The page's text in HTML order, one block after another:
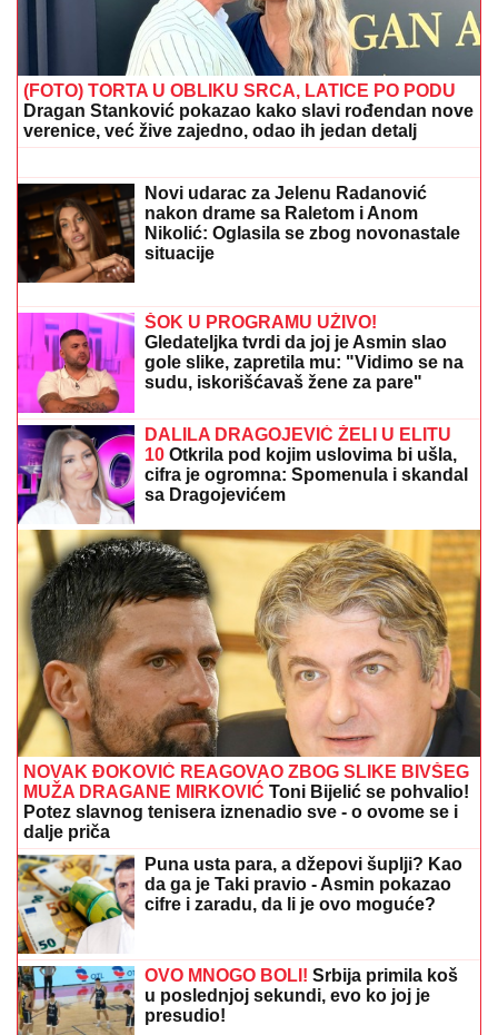
(FOTO) MILICU VELIČKOVIĆ
ZADESILA NOVA NEPRIJATNOST NA
ADI BOJANIProlazi kroz agoniju,
oglasila se i otkrila šta se dešava
nakon haosa sa Terzom
Naša pevačica rodila sina, pa morala
moler: "Nikad ga se nisam odrekla"
VERENICA DRAGANA STANKOVIĆA POSTALA
PREDMET PODSMEHAZbog jednog detalja sa
veridbe je urnišu na mrežama: "Bukvalno dva dinara"
Pisala Bori Santani sa lažnog profila,
on prosuo Filipinsko more laži i poslao
previše, a ona sve snimila i sad ga drži
u šaci
Aneli Ahmić ostala bez 30.000 posle
Elite 9! "Novac je otišao kome je
potrebniji, a ne njoj koja ga baca!"
(FOTO) TORTA U OBLIKU SRCA, LATICE PO PODU
Dragan Stanković pokazao kako slavi rođendan nove